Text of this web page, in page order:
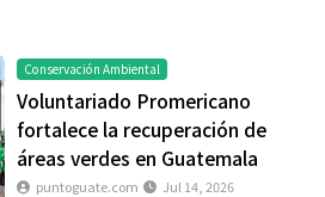
Conservación Ambiental
Voluntariado Promericano
fortalece la recuperación de
áreas verdes en Guatemala
puntoguate.com Jul 14, 2026